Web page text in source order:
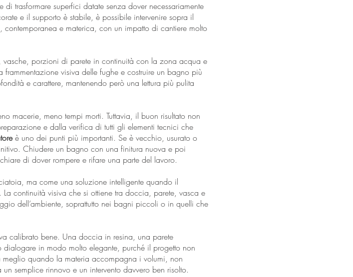
trasformare superfici datate senza dover necessariamente
e il supporto è stabile, è possibile intervenire sopra il
contemporanea e materica, con un impatto di cantiere molto
porzioni di parete in continuità con la zona acqua e
visiva delle fughe e costruire un bagno più
e carattere, mantenendo però una lettura più pulita
macerie, meno tempi morti. Tuttavia, il buon risultato non
e dalla verifica di tutti gli elementi tecnici che
è uno dei punti più importanti. Se è vecchio, usurato o
Chiudere un bagno con una finitura nuova e poi
di dover rompere e rifare una parte del lavoro.
ma come una soluzione intelligente quando il
continuità visiva che si ottiene tra doccia, parete, vasca e
dell’ambiente, soprattutto nei bagni piccoli o in quelli che
calibrato bene. Una doccia in resina, una parete
in modo molto elegante, purché il progetto non
quando la materia accompagna i volumi, non
semplice rinnovo e un intervento davvero ben risolto.